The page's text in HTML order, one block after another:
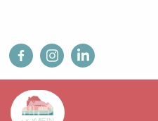
Overslaan
en
naar
inhoud
fb ig in
Main
navigation